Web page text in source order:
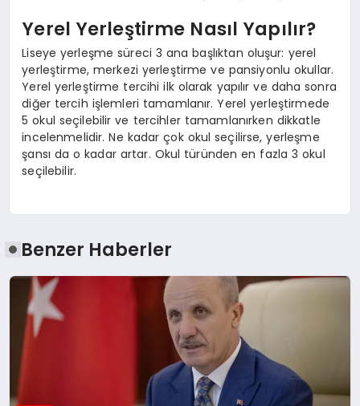
Yerel Yerleştirme Nasıl Yapılır?
Liseye yerleşme süreci 3 ana başlıktan oluşur: yerel
yerleştirme, merkezi yerleştirme ve pansiyonlu okullar.
Yerel yerleştirme tercihi ilk olarak yapılır ve daha sonra
diğer tercih işlemleri tamamlanır. Yerel yerleştirmede
5 okul seçilebilir ve tercihler tamamlanırken dikkatle
incelenmelidir. Ne kadar çok okul seçilirse, yerleşme
şansı da o kadar artar. Okul türünden en fazla 3 okul
seçilebilir.
Benzer Haberler